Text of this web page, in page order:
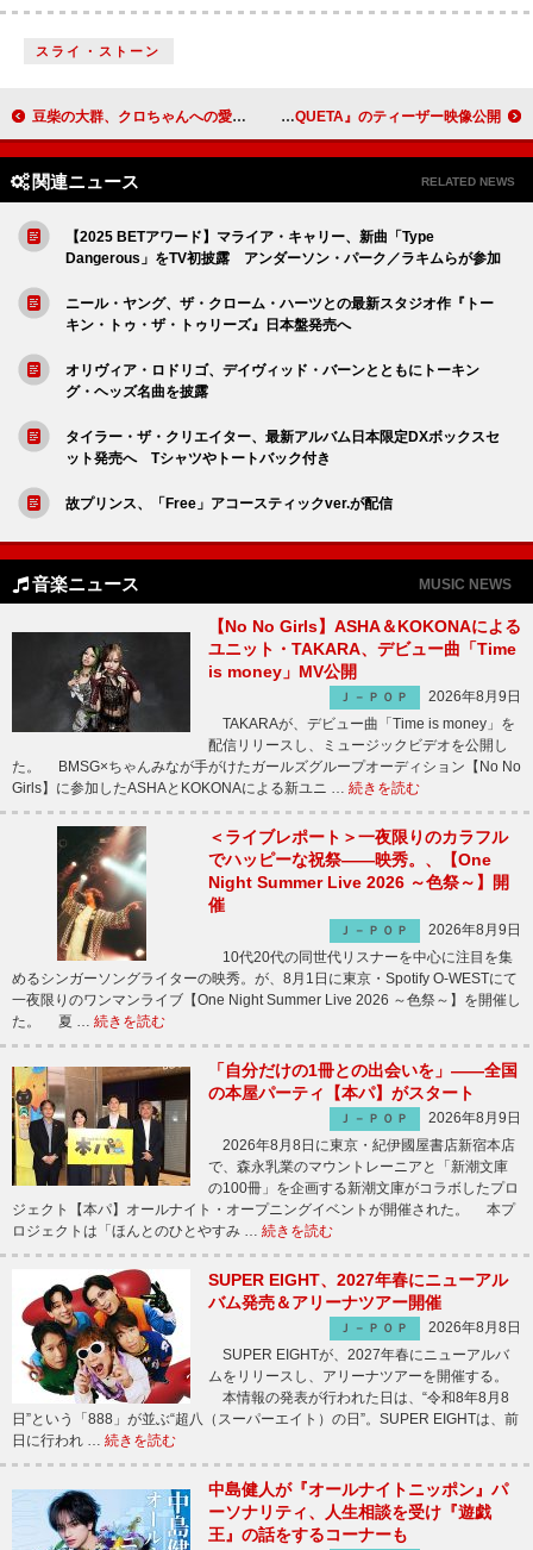
スライ・ストーン
豆柴の大群、クロちゃんへの愛を込めた「DADDY」ライブ映像公開 サプライズにクロちゃん涙 カロルG、ニューAL『TROPICOQUETA』のティーザー映像公開
関連ニュース RELATED NEWS
【2025 BETアワード】マライア・キャリー、新曲「Type
Dangerous」をTV初披露 アンダーソン・パーク／ラキムらが参加
ニール・ヤング、ザ・クローム・ハーツとの最新スタジオ作『トー
キン・トゥ・ザ・トゥリーズ』日本盤発売へ
オリヴィア・ロドリゴ、デイヴィッド・バーンとともにトーキン
グ・ヘッズ名曲を披露
タイラー・ザ・クリエイター、最新アルバム日本限定DXボックスセ
ット発売へ Tシャツやトートバック付き
故プリンス、「Free」アコースティックver.が配信
音楽ニュース MUSIC NEWS
【No No Girls】ASHA＆KOKONAによる
ユニット・TAKARA、デビュー曲「Time
is money」MV公開
Ｊ－ＰＯＰ
2026年8月9日
TAKARAが、デビュー曲「Time is money」を
配信リリースし、ミュージックビデオを公開し
た。 BMSG×ちゃんみなが手がけたガールズグループオーディション【No No
Girls】に参加したASHAとKOKONAによる新ユニ … 続きを読む
＜ライブレポート＞一夜限りのカラフル
でハッピーな祝祭――映秀。、【One
Night Summer Live 2026 ～色祭～】開
催
Ｊ－ＰＯＰ
2026年8月9日
10代20代の同世代リスナーを中心に注目を集
めるシンガーソングライターの映秀。が、8月1日に東京・Spotify O-WESTにて
一夜限りのワンマンライブ【One Night Summer Live 2026 ～色祭～】を開催し
た。 夏 … 続きを読む
「自分だけの1冊との出会いを」――全国
の本屋パーティ【本パ】がスタート
Ｊ－ＰＯＰ
2026年8月9日
2026年8月8日に東京・紀伊國屋書店新宿本店
で、森永乳業のマウントレーニアと「新潮文庫
の100冊」を企画する新潮文庫がコラボしたプロ
ジェクト【本パ】オールナイト・オープニングイベントが開催された。 本プ
ロジェクトは「ほんとのひとやすみ … 続きを読む
SUPER EIGHT、2027年春にニューアル
バム発売＆アリーナツアー開催
Ｊ－ＰＯＰ
2026年8月8日
SUPER EIGHTが、2027年春にニューアルバ
ムをリリースし、アリーナツアーを開催する。
本情報の発表が行われた日は、“令和8年8月8
日”という「888」が並ぶ“超八（スーパーエイト）の日”。SUPER EIGHTは、前
日に行われ … 続きを読む
中島健人が『オールナイトニッポン』パ
ーソナリティ、人生相談を受け『遊戯
王』の話をするコーナーも